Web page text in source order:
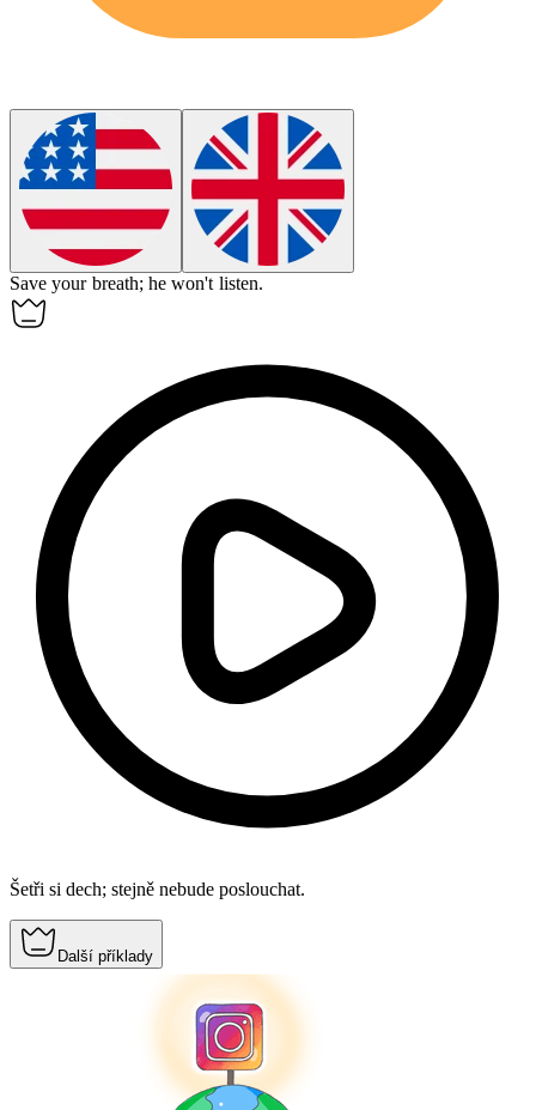
Save your breath; he won't listen.
Šetři si dech; stejně nebude poslouchat.
Další příklady